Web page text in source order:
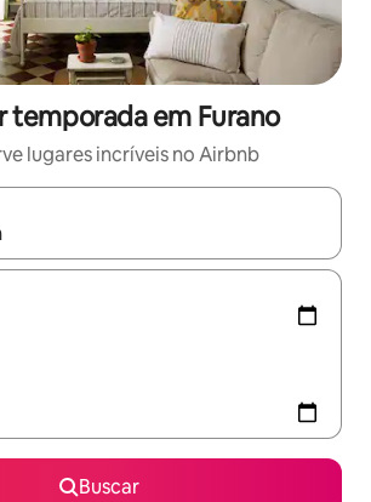
temporada em Furano
lugares incríveis no Airbnb
estiverem disponíveis, explore-os
Buscar